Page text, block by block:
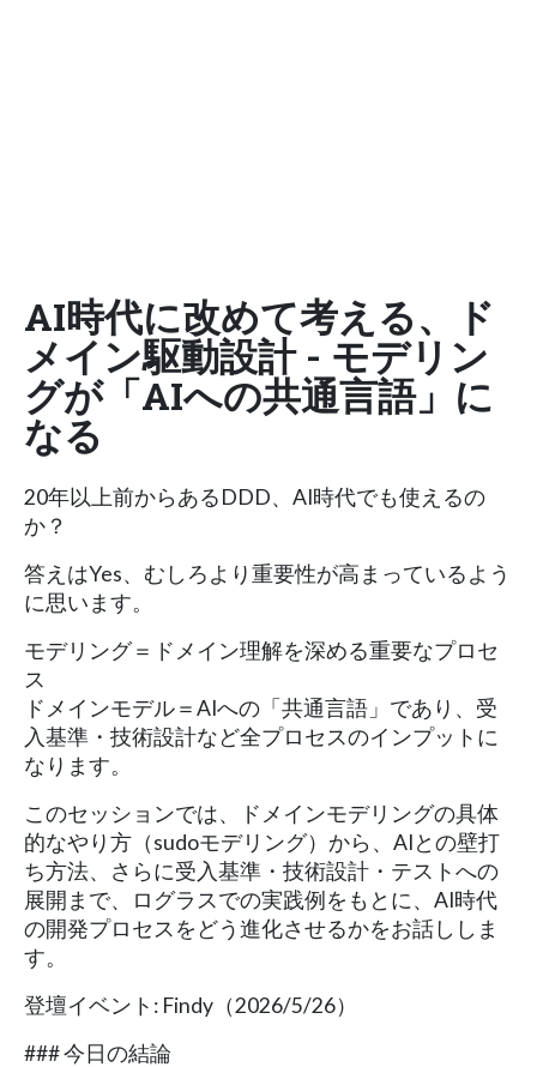
AI時代に改めて考える、ド
メイン駆動設計 - モデリン
グが「AIへの共通言語」に
なる
20年以上前からあるDDD、AI時代でも使えるの
か？
答えはYes、むしろより重要性が高まっているよう
に思います。
モデリング＝ドメイン理解を深める重要なプロセ
ス
ドメインモデル＝AIへの「共通言語」であり、受
入基準・技術設計など全プロセスのインプットに
なります。
このセッションでは、ドメインモデリングの具体
的なやり方（sudoモデリング）から、AIとの壁打
ち方法、さらに受入基準・技術設計・テストへの
展開まで、ログラスでの実践例をもとに、AI時代
の開発プロセスをどう進化させるかをお話ししま
す。
登壇イベント: Findy（2026/5/26）
### 今日の結論